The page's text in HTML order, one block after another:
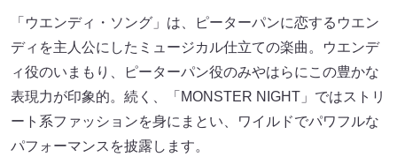
「ウエンディ・ソング」は、ピーターパンに恋するウエン
ディを主人公にしたミュージカル仕立ての楽曲。ウエンデ
ィ役のいまもり、ピーターパン役のみやはらにこの豊かな
表現力が印象的。続く、「MONSTER NIGHT」ではストリ
ート系ファッションを身にまとい、ワイルドでパワフルな
パフォーマンスを披露します。